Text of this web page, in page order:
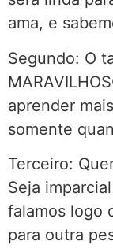
ama, e
Segundo: O
aprender
somente
Terceiro:
Seja
falamos logo
para outra